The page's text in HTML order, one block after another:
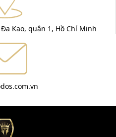
Kao, quận 1, Hồ Chí Minh